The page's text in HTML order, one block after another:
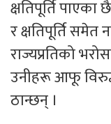
क्षतिपूर्ति
र क्षतिपूर्ति
राज्यप्रतिको
उनीहरू आफू
ठान्छन् ।